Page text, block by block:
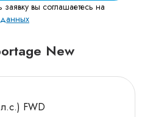
вы соглашаетесь на
New
FWD